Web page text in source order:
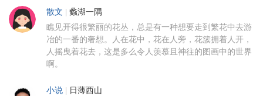
散文 蠡湖一隅
瞧见开得很繁丽的花丛，总是有一种想要走到繁花中去游
冶的一番的奢想。人在花中，花在人旁，花簇拥着人开，
人摇曳着花去，这是多么令人羡慕且神往的图画中的世界
啊。
小说 日薄西山